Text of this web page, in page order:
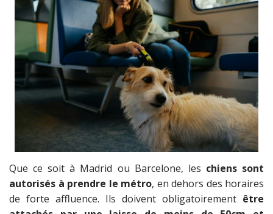
Que ce soit à Madrid ou Barcelone, les chiens sont
autorisés à prendre le métro, en dehors des horaires
de forte affluence. Ils doivent obligatoirement être